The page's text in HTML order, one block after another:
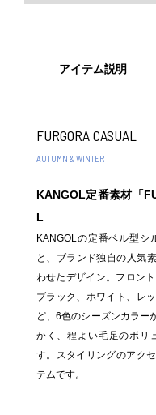
アイテム説明
FURGORA CASUAL
AUTUMN & WINTER
KANGOL定番素材「
L
KANGOLの定番ベル型シ
と、ブランド独自の人気
わせたデザイン。フロン
ブラック、ホワイト、レ
ど、6色のシーズンカラー
かく、程よい毛足のボリ
す。スタイリングのアク
テムです。